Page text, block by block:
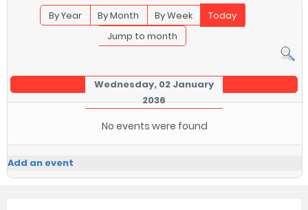
By Year By Month By Week
Today
Jump to month
Wednesday, 02 January
2036
No events were found
Add an event